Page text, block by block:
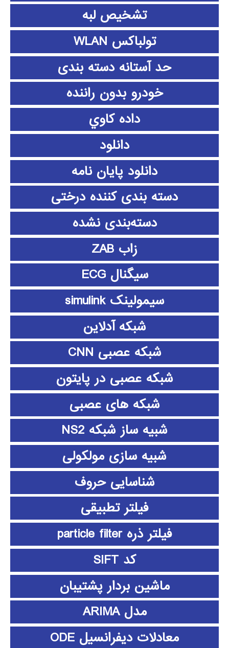
تشخیص لبه
تولباکس WLAN
حد آستانه دسته بندی
خودرو بدون راننده
داده كاوي
دانلود
دانلود پايان نامه
دسته بندی کننده درختی
دسته‌بندی نشده
زاب ZAB
سیگنال ECG
سیمولینک simulink
شبکه آدلاین
شبکه عصبی CNN
شبکه عصبی در پایتون
شبکه های عصبی
شبیه ساز شبکه NS2
شبیه سازی مولکولی
شناسایی حروف
فیلتر تطبیقی
فیلتر ذره particle filter
کد SIFT
ماشین بردار پشتیبان
مدل ARIMA
معادلات دیفرانسیل ODE